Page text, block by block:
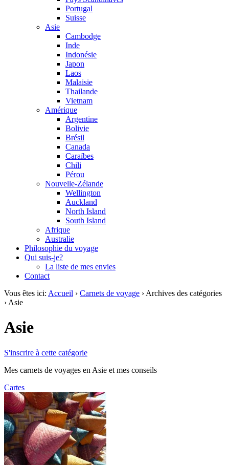
Portugal
Suisse
Asie
Cambodge
Inde
Indonésie
Japon
Laos
Malaisie
Thailande
Vietnam
Amérique
Argentine
Bolivie
Brésil
Canada
Caraïbes
Chili
Pérou
Nouvelle-Zélande
Wellington
Auckland
North Island
South Island
Afrique
Australie
Philosophie du voyage
Qui suis-je?
La liste de mes envies
Contact
Vous êtes ici: Accueil › Carnets de voyage › Archives des catégories
› Asie
Asie
S'inscrire à cette catégorie
Mes carnets de voyages en Asie et mes conseils
Cartes